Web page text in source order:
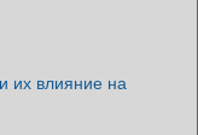
их влияние на